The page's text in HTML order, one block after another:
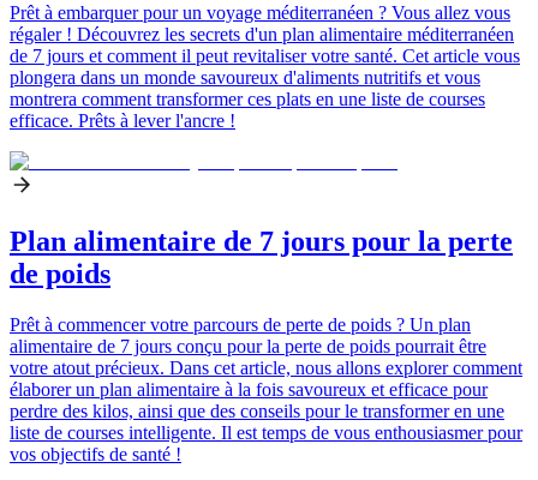
Prêt à embarquer pour un voyage méditerranéen ? Vous allez vous
régaler ! Découvrez les secrets d'un plan alimentaire méditerranéen
de 7 jours et comment il peut revitaliser votre santé. Cet article vous
plongera dans un monde savoureux d'aliments nutritifs et vous
montrera comment transformer ces plats en une liste de courses
efficace. Prêts à lever l'ancre !
Plan alimentaire de 7 jours pour la perte
de poids
Prêt à commencer votre parcours de perte de poids ? Un plan
alimentaire de 7 jours conçu pour la perte de poids pourrait être
votre atout précieux. Dans cet article, nous allons explorer comment
élaborer un plan alimentaire à la fois savoureux et efficace pour
perdre des kilos, ainsi que des conseils pour le transformer en une
liste de courses intelligente. Il est temps de vous enthousiasmer pour
vos objectifs de santé !